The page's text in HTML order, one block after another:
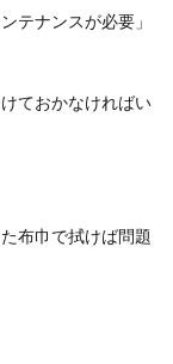
テナンスが必要」
ておかなければい
布巾で拭けば問題